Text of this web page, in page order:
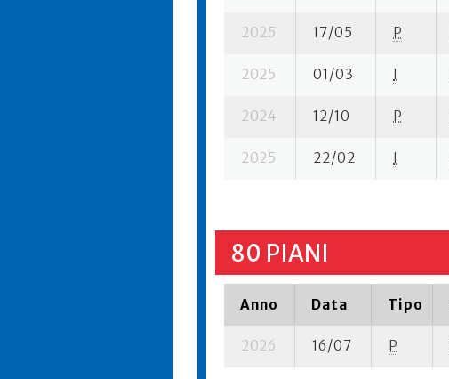
2025 17/05 P
2025 01/03 I
2024 12/10 P
2025 22/02 I
80 PIANI
Anno Data Tipo
2026 16/07 P